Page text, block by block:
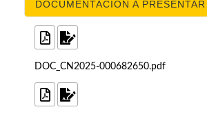
DOCUMENTACION A
DOC_CN2025-000682650.pdf